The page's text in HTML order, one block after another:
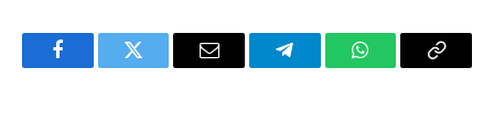
FacebookTwitter Email TelegramWhatsAppCopy